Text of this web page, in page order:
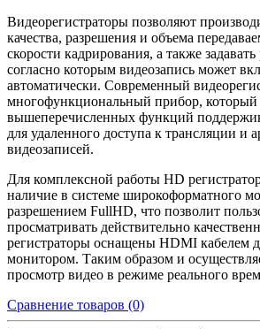
Видеорегистраторы позволяют
качества, разрешения и объема
скорости кадрирования, а также
согласно которым видеозапись может
автоматически. Современный
многофункциональный прибор,
вышеперечисленных функций
для удаленного доступа к трансляции и
видеозаписей.
Для комплексной работы HD
наличие в системе широкоформатного
разрешением FullHD, что позволит
просматривать действительно
регистраторы оснащены HDMI кабелем
монитором. Таким образом и
просмотр видео в режиме реального
Сравнение товаров (0)